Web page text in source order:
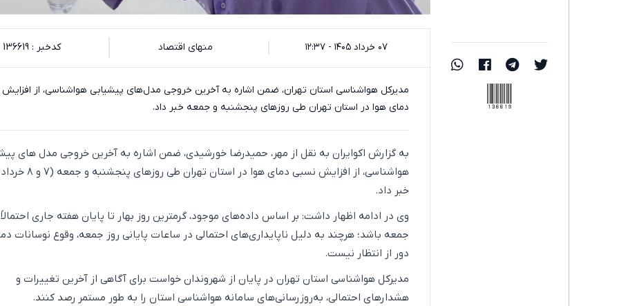
۰۷ خرداد ۱۴۰۵ - ۱۲:۳۷ منهای اقتصاد کدخبر : 136619
مدیرکل هواشناسی استان تهران، ضمن اشاره به آخرین خروجی مدل‌های پیشیابی هواشناسی، از
دمای هوا در استان تهران طی روزهای پنجشنبه و جمعه خبر داد.
به گزارش اکوایران به نقل از مهر، حمیدرضا خورشیدی، ضمن اشاره به آخرین خروجی مدل های
خبر داد.
وی در ادامه اظهار داشت: بر اساس داده‌های موجود، گرمترین روز بهار تا پایان هفته جاری
جمعه باشد؛ هرچند به دلیل ناپایداری‌های احتمالی در ساعات پایانی روز جمعه، وقوع نوسانات
دور از انتظار نیست.
مدیرکل هواشناسی استان تهران در پایان از شهروندان خواست برای آگاهی از آخرین تغییرات و
هشدارهای احتمالی، به‌روزرسانی‌های سامانه هواشناسی استان را به طور مستمر رصد کنند.